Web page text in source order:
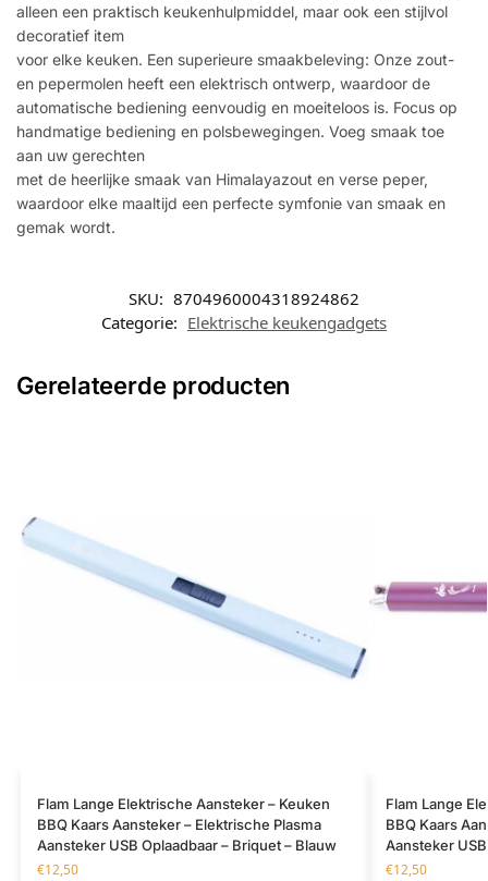
alleen een praktisch keukenhulpmiddel, maar ook een stijlvol
decoratief item
voor elke keuken. Een superieure smaakbeleving: Onze zout-
en pepermolen heeft een elektrisch ontwerp, waardoor de
automatische bediening eenvoudig en moeiteloos is. Focus op
handmatige bediening en polsbewegingen. Voeg smaak toe
aan uw gerechten
met de heerlijke smaak van Himalayazout en verse peper,
waardoor elke maaltijd een perfecte symfonie van smaak en
gemak wordt.
SKU: 8704960004318924862
Categorie: Elektrische keukengadgets
Gerelateerde producten
Flam Lange Elektrische Aansteker – Keuken
BBQ Kaars Aansteker – Elektrische Plasma
Aansteker USB Oplaadbaar – Briquet – Blauw
€12,50
Flam Lange
BBQ Kaars
Aansteker
€12,50